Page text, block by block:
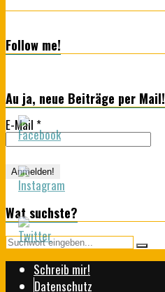
Follow me!
Au ja, neue Beiträge per Mail!
E-Mail *
Wat suchste?
Schreib mir!
Datenschutz